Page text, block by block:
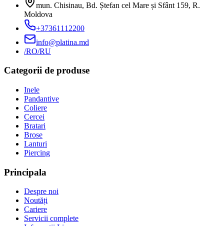
mun. Chisinau, Bd. Ștefan cel Mare și Sfânt 159, R.
Moldova
+37361112200
info@platina.md
/RO/RU
Categorii de produse
Inele
Pandantive
Coliere
Cercei
Bratari
Brose
Lanturi
Piercing
Principala
Despre noi
Noutăți
Cariere
Servicii complete